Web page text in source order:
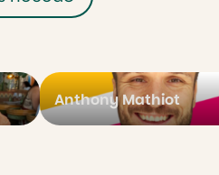
Anthony Mathiot